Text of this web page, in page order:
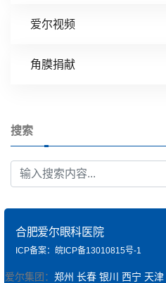
爱尔视频
角膜捐献
搜索
合肥爱尔眼科医院
ICP备案：皖ICP备13010815号-1
爱尔集团： 郑州 长春 银川 西宁 天津